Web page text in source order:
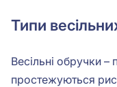
Типи
Весільні обручки –
простежуються